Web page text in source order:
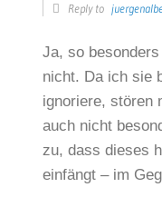
Reply to
Ja, so
nicht. Da ich sie
ignoriere, stören
auch nicht
zu, dass dieses
einfängt – im